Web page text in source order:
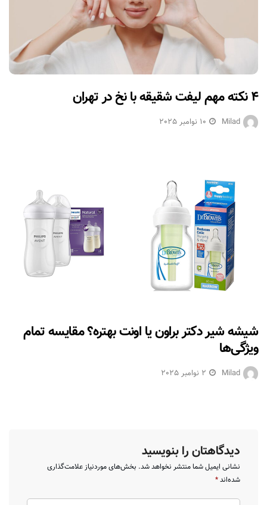
۴ نکته مهم لیفت شقیقه با نخ در تهران
Milad 10 نوامبر 2025
شیشه شیر دکتر براون یا اونت بهتره؟ مقایسه تمام
ویژگی‌ها
Milad 2 نوامبر 2025
دیدگاهتان را بنویسید
نشانی ایمیل شما منتشر نخواهد شد. بخش‌های موردنیاز علامت‌گذاری
شده‌اند*